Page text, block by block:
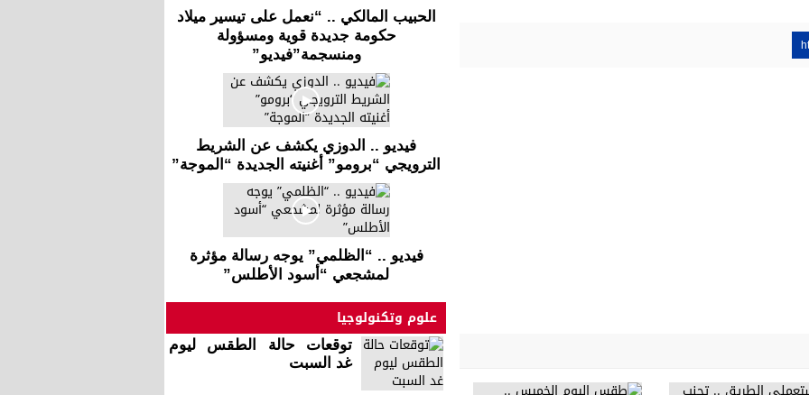
الحبيب المالكي .. “نعمل على تيسير ميلاد
حكومة جديدة قوية ومسؤولة
ومنسجمة”فيديو”
فيديو .. الدوزي يكشف عن الشريط
الترويجي “برومو” أغنيته الجديدة “الموجة”
فيديو .. “الظلمي” يوجه رسالة مؤثرة
لمشجعي “أسود الأطلس”
علوم وتكنولوجيا
توقعات حالة الطقس ليوم
غد السبت